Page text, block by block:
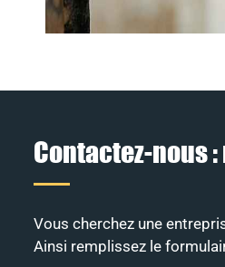
Contactez-nous
Vous cherchez une
Ainsi remplissez le